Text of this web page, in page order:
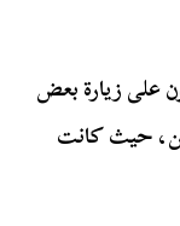
على زيارة بعض
حيث كانت